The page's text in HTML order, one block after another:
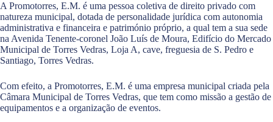
A Promotorres, E.M. é uma pessoa coletiva de direito privado com
natureza municipal, dotada de personalidade jurídica com autonomia
administrativa e financeira e património próprio, a qual tem a sua sede
na Avenida Tenente-coronel João Luís de Moura, Edifício do Mercado
Municipal de Torres Vedras, Loja A, cave, freguesia de S. Pedro e
Santiago, Torres Vedras.
Com efeito, a Promotorres, E.M. é uma empresa municipal criada pela
Câmara Municipal de Torres Vedras, que tem como missão a gestão de
equipamentos e a organização de eventos.